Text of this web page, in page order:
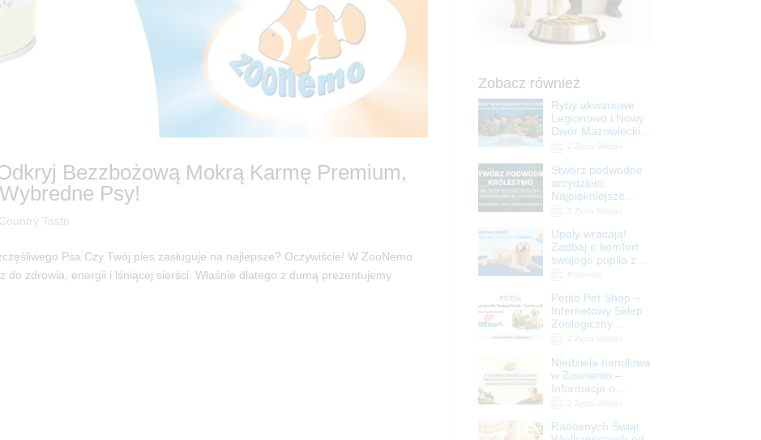
Bezzbożową Mokrą Karmę Premium,
Psy!
Country Taste
Psa Czy Twój pies zasługuje na najlepsze? Oczywiście! W ZooNemo
do zdrowia, energii i lśniącej sierści. Właśnie dlatego z dumą prezentujemy
Zobacz również
Ryby akwariowe
Legionowo i Nowy
Dwór Mazowiecki –
Stwórz podwodne
arcydzieło:
Najpiękniejsze
Legionowo i Nowy
Dwór Mazowiecki
Upały wracają!
Zadbaj o komfort
swojego pupila z
ZooNemo
Petito Pet Shop –
Internetowy Sklep
Zoologiczny
| ZooNemo
Niedziela handlowa
w Zoonemo –
Informacja o
Radosnych Świąt